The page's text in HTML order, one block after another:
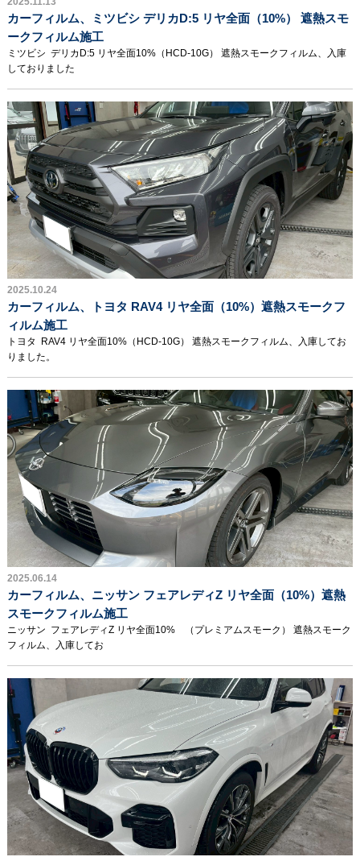
カーフィルム、ミツビシ デリカD:5 リヤ全面（10%） 遮熱スモ
ークフィルム施工
ミツビシ デリカD:5 リヤ全面10%（HCD-10G） 遮熱スモークフィルム、入庫
しておりました
2025.10.24
カーフィルム、トヨタ RAV4 リヤ全面（10%）遮熱スモークフ
ィルム施工
トヨタ RAV4 リヤ全面10%（HCD-10G） 遮熱スモークフィルム、入庫してお
りました。
2025.06.14
カーフィルム、ニッサン フェアレディZ リヤ全面（10%）遮熱
スモークフィルム施工
ニッサン フェアレディZ リヤ全面10% （プレミアムスモーク） 遮熱スモーク
フィルム、入庫してお